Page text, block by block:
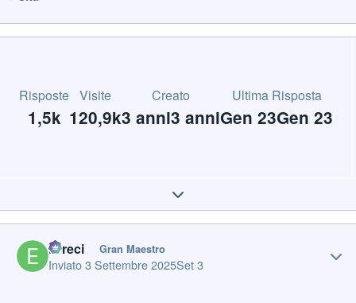
Risposte
1,5k
Visite
120,9k
Creato
3 anni3 anni
Ultima Risposta
Gen 23Gen 23
Expand topic overview
Erreci Gran Maestro
Inviato3 Settembre 2025Set 3